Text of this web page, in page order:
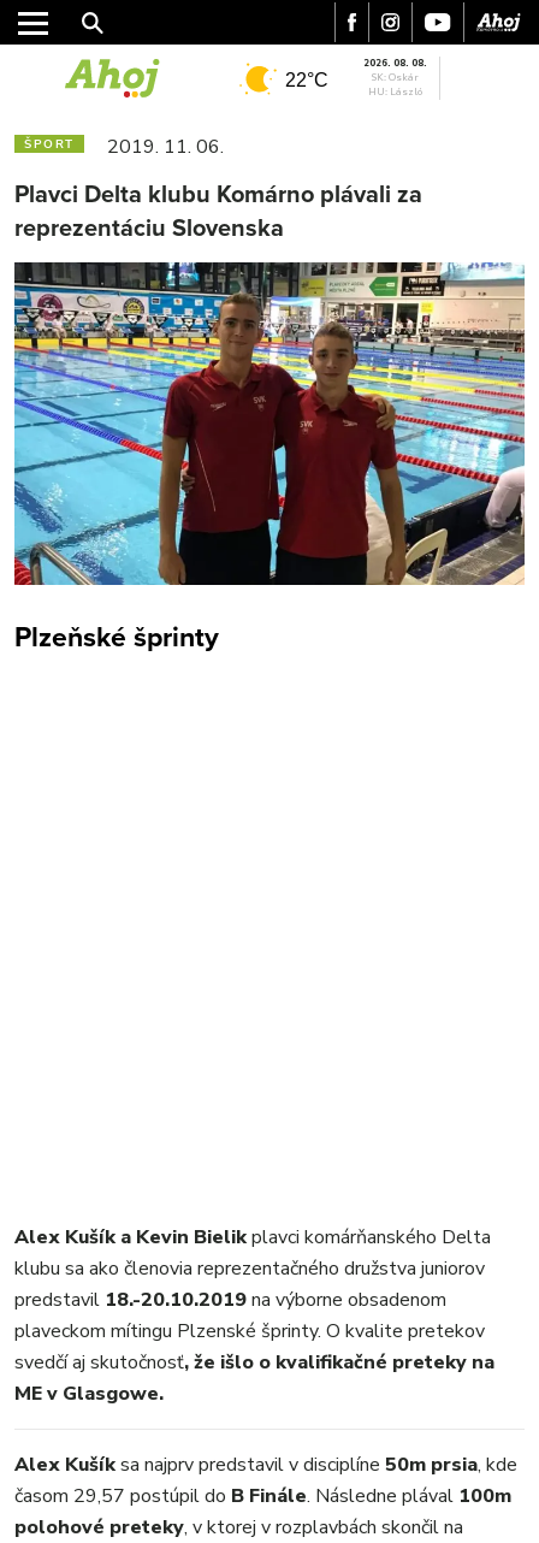
22°C
2026. 08. 08.
SK: Oskár
HU: László
ŠPORT 2019. 11. 06.
Plavci Delta klubu Komárno plávali za
reprezentáciu Slovenska
Plzeňské šprinty
Alex Kušík a Kevin Bielikplavci komárňanského Delta
klubu sa ako členovia reprezentačného družstva juniorov
predstavil 18.-20.10.2019na výborne obsadenom
plaveckom mítingu Plzenské šprinty. O kvalite pretekov
svedčí aj skutočnosť, že išlo o kvalifikačné preteky na
ME v Glasgowe.
Alex Kušíksa najprv predstavil v disciplíne 50m prsia, kde
časom 29,57 postúpil do B Finále. Následne plával 100m
polohové preteky, v ktorej v rozplavbách skončil na